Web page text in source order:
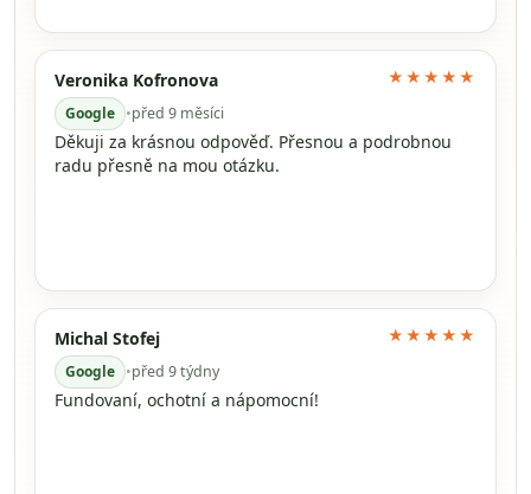
Veronika Kofronova
Google •před 9 měsíci
★★★★★
Děkuji za krásnou odpověď. Přesnou a podrobnou
radu přesně na mou otázku.
Michal Stofej
Google •před 9 týdny
★★★★★
Fundovaní, ochotní a nápomocní!